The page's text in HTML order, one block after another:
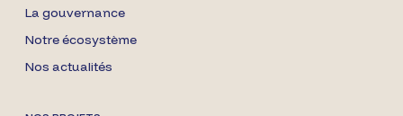
La gouvernance
Notre écosystème
Nos actualités